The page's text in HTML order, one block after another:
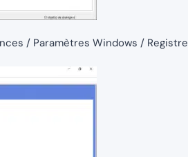
/ Paramètres Windows / Registre